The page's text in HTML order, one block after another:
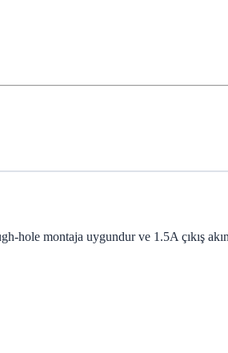
montaja uygundur ve 1.5A çıkış akımı